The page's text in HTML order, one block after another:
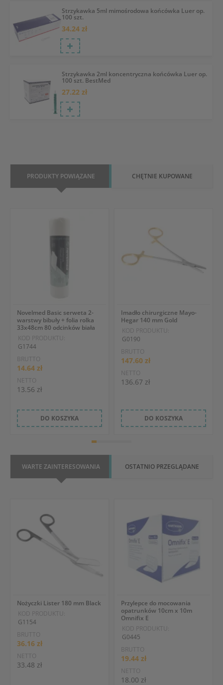
Strzykawka 5ml mimośrodowa końcówka Luer op.
100 szt.
34.24 zł
Strzykawka 2ml koncentryczna końcówka Luer op.
100 szt. BestMed
27.22 zł
PRODUKTY POWIĄZANE CHĘTNIE KUPOWANE
Novelmed Basic serweta 2-
warstwy bibuły + folia rolka
33x48cm 80 odcinków biała
KOD PRODUKTU:
G1744
BRUTTO
14.64 zł
NETTO
13.56 zł
DO KOSZYKA
Imadło chirurgiczne Mayo-
Hegar 140 mm Gold
KOD PRODUKTU:
G0190
BRUTTO
147.60 zł
NETTO
136.67 zł
DO KOSZYKA
WARTE ZAINTERESOWANIA OSTATNIO PRZEGLĄDANE
Nożyczki Lister 180 mm Black
KOD PRODUKTU:
G1154
BRUTTO
36.16 zł
NETTO
33.48 zł
Przylepce do mocowania
opatrunków 10cm x 10m
Omnifix E
KOD PRODUKTU:
G0445
BRUTTO
19.44 zł
NETTO
18.00 zł